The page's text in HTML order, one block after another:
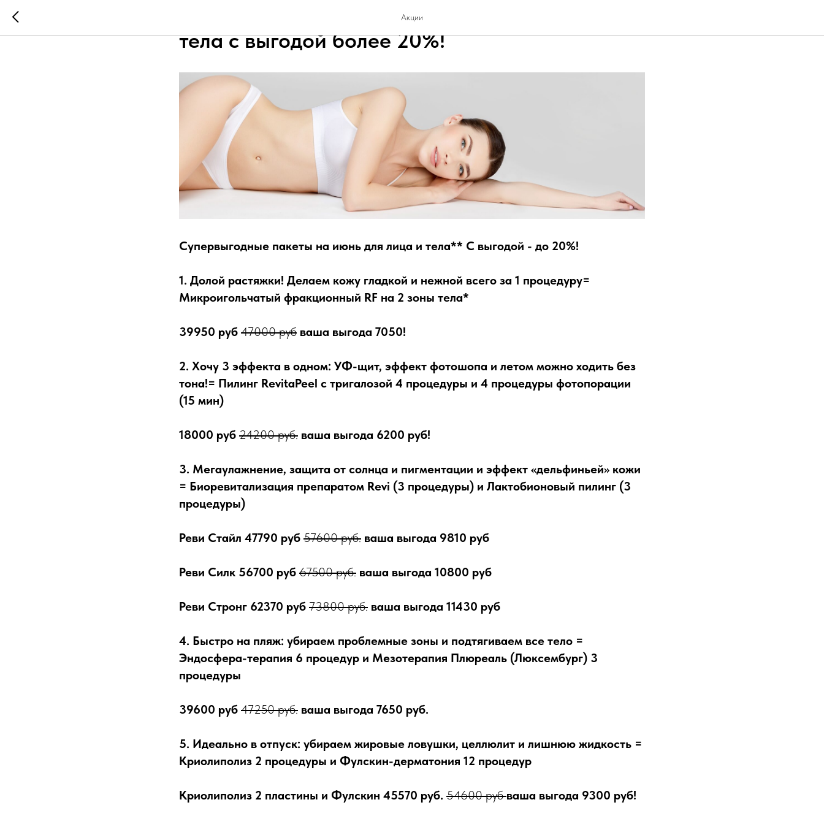
Акции
Новые июньские комбо-пакеты для лица и
тела с выгодой более 20%!
Супервыгодные пакеты на июнь для лица и тела** С выгодой - до 20%!
1. Долой растяжки! Делаем кожу гладкой и нежной всего за 1 процедуру=
Микроигольчатый фракционный RF на 2 зоны тела*
39950 руб 47000 руб ваша выгода 7050!
2. Хочу 3 эффекта в одном: УФ-щит, эффект фотошопа и летом можно ходить без
тона!= Пилинг RevitaPeel с тригалозой 4 процедуры и 4 процедуры фотопорации
(15 мин)
18000 руб 24200 руб. ваша выгода 6200 руб!
3. Мегаулажнение, защита от солнца и пигментации и эффект «дельфиньей» кожи
= Биоревитализация препаратом Revi (3 процедуры) и Лактобионовый пилинг (3
процедуры)
Реви Стайл 47790 руб 57600 руб. ваша выгода 9810 руб
Реви Силк 56700 руб 67500 руб. ваша выгода 10800 руб
Реви Стронг 62370 руб 73800 руб. ваша выгода 11430 руб
4. Быстро на пляж: убираем проблемные зоны и подтягиваем все тело =
Эндосфера-терапия 6 процедур и Мезотерапия Плюреаль (Люксембург) 3
процедуры
39600 руб 47250 руб. ваша выгода 7650 руб.
5. Идеально в отпуск: убираем жировые ловушки, целлюлит и лишнюю жидкость =
Криолиполиз 2 процедуры и Фулскин-дерматония 12 процедур
Криолиполиз 2 пластины и Фулскин 45570 руб. 54600 рубваша выгода 9300 руб!